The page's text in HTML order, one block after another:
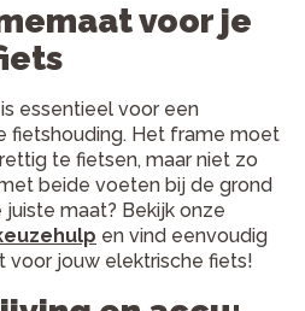
voor je
essentieel voor een
fietshouding. Het frame moet
te fietsen, maar niet zo
beide voeten bij de grond
maat? Bekijk onze
en vind eenvoudig
jouw elektrische fiets!